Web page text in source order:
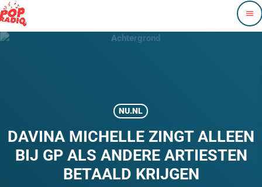
menu
NU.NL
DAVINA MICHELLE ZINGT ALLEEN
BIJ GP ALS ANDERE ARTIESTEN
BETAALD KRIJGEN